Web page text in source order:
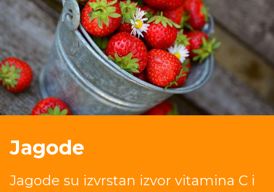
Jagode
Jagode su izvrstan izvor vitamina C i